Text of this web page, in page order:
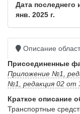
Дата последнего
янв. 2025 г.
Описание
Присоединенные
Приложение №1,
№1, редакция 02 от
Краткое описание
Транспортные